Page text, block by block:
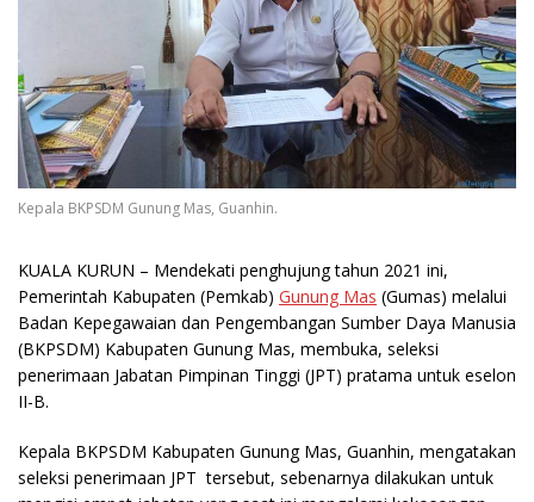
Kepala BKPSDM Gunung Mas, Guanhin.
KUALA KURUN – Mendekati penghujung tahun 2021 ini,
Pemerintah Kabupaten (Pemkab) Gunung Mas (Gumas) melalui
Badan Kepegawaian dan Pengembangan Sumber Daya Manusia
(BKPSDM) Kabupaten Gunung Mas, membuka, seleksi
penerimaan Jabatan Pimpinan Tinggi (JPT) pratama untuk eselon
II-B.
Kepala BKPSDM Kabupaten Gunung Mas, Guanhin, mengatakan
seleksi penerimaan JPT tersebut, sebenarnya dilakukan untuk